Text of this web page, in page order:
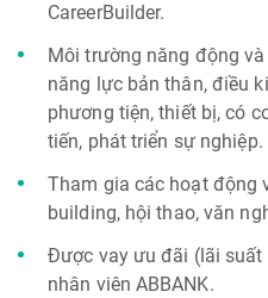
CareerBuilder.
Môi trường năng động
năng lực bản thân, điều
phương tiện, thiết bị, có
tiến, phát triển sự nghiệp.
Tham gia các hoạt động
building, hội thao, văn
Được vay ưu đãi (lãi suất
nhân viên ABBANK.